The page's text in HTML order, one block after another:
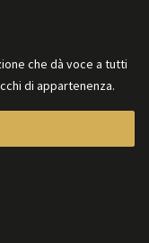
che dà voce a tutti
di appartenenza.